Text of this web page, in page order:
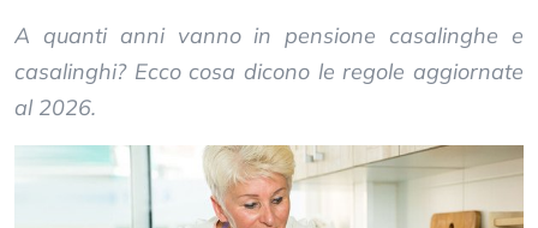
A quanti anni vanno in pensione casalinghe e
casalinghi? Ecco cosa dicono le regole aggiornate
al 2026.